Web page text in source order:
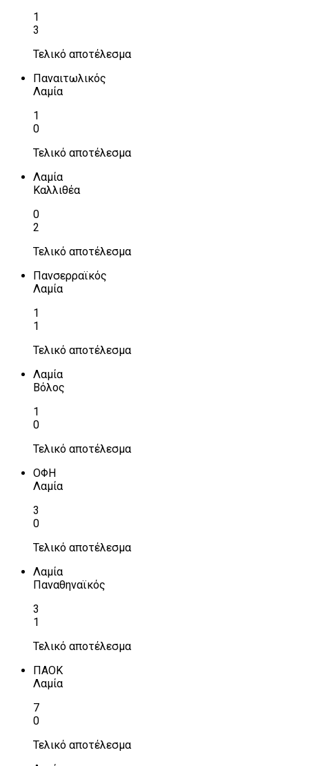
1
3
Τελικό αποτέλεσμα
Παναιτωλικός
Λαμία
1
0
Τελικό αποτέλεσμα
Λαμία
Καλλιθέα
0
2
Τελικό αποτέλεσμα
Πανσερραϊκός
Λαμία
1
1
Τελικό αποτέλεσμα
Λαμία
Βόλος
1
0
Τελικό αποτέλεσμα
ΟΦΗ
Λαμία
3
0
Τελικό αποτέλεσμα
Λαμία
Παναθηναϊκός
3
1
Τελικό αποτέλεσμα
ΠΑΟΚ
Λαμία
7
0
Τελικό αποτέλεσμα